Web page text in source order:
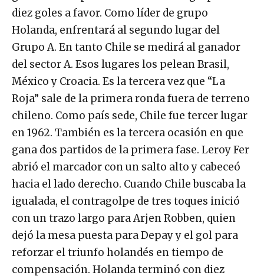
diez goles a favor. Como líder de grupo
Holanda, enfrentará al segundo lugar del
Grupo A. En tanto Chile se medirá al ganador
del sector A. Esos lugares los pelean Brasil,
México y Croacia. Es la tercera vez que “La
Roja” sale de la primera ronda fuera de terreno
chileno. Como país sede, Chile fue tercer lugar
en 1962. También es la tercera ocasión en que
gana dos partidos de la primera fase. Leroy Fer
abrió el marcador con un salto alto y cabeceó
hacia el lado derecho. Cuando Chile buscaba la
igualada, el contragolpe de tres toques inició
con un trazo largo para Arjen Robben, quien
dejó la mesa puesta para Depay y el gol para
reforzar el triunfo holandés en tiempo de
compensación. Holanda terminó con diez